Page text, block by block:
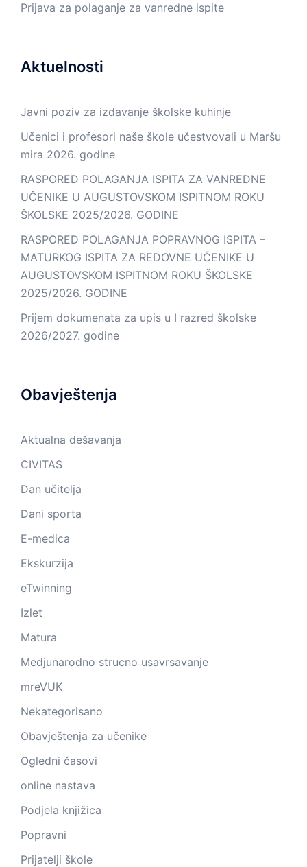
Prijava za polaganje za vanredne ispite
Aktuelnosti
Javni poziv za izdavanje školske kuhinje
Učenici i profesori naše škole učestvovali u Maršu
mira 2026. godine
RASPORED POLAGANJA ISPITA ZA VANREDNE
UČENIKE U AUGUSTOVSKOM ISPITNOM ROKU
ŠKOLSKE 2025/2026. GODINE
RASPORED POLAGANJA POPRAVNOG ISPITA –
MATURKOG ISPITA ZA REDOVNE UČENIKE U
AUGUSTOVSKOM ISPITNOM ROKU ŠKOLSKE
2025/2026. GODINE
Prijem dokumenata za upis u I razred školske
2026/2027. godine
Obavještenja
Aktualna dešavanja
CIVITAS
Dan učitelja
Dani sporta
E-medica
Ekskurzija
eTwinning
Izlet
Matura
Medjunarodno strucno usavrsavanje
mreVUK
Nekategorisano
Obavještenja za učenike
Ogledni časovi
online nastava
Podjela knjižica
Popravni
Prijatelji škole